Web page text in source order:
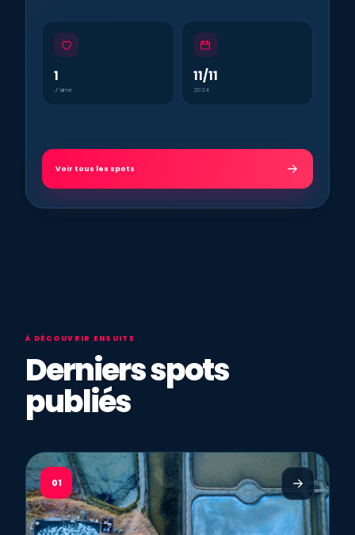
1
J’aime
11/11
2024
Voir tous les spots
À DÉCOUVRIR ENSUITE
Derniers spots
publiés
01